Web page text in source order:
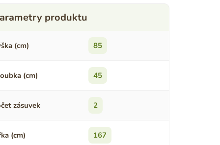
(cm) 85
(cm) 45
zásuvek 2
(cm) 167